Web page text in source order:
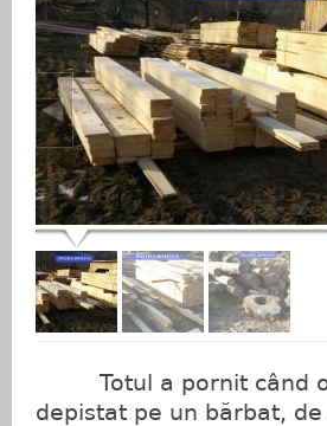
Totul a pornit când
depistat pe un bărbat,